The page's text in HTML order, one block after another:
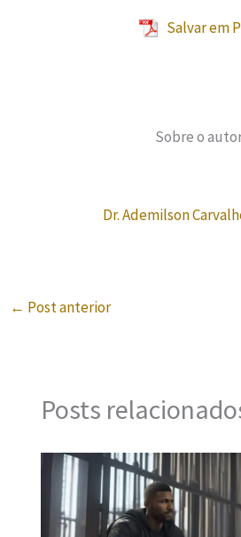
Salvar em
Sobre o
Dr. Ademilson
← Post anterior
Posts